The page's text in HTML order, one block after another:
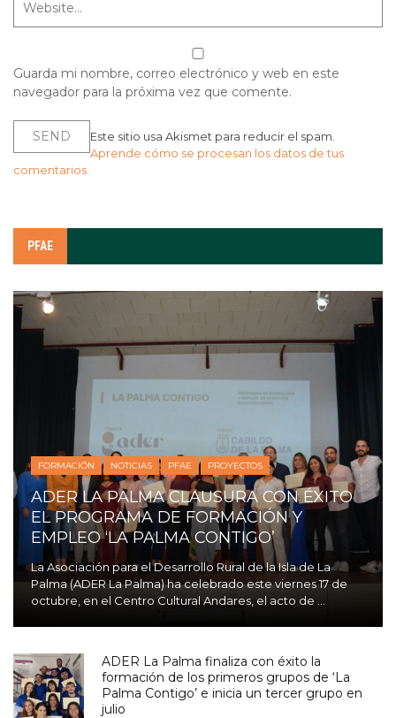
Guarda mi nombre, correo electrónico y web en este
navegador para la próxima vez que comente.
Este sitio usa Akismet para reducir el spam.
Aprende cómo se procesan los datos de tus
comentarios.
PFAE
FORMACIÓN NOTICIAS PFAE PROYECTOS
ADER LA PALMA CLAUSURA CON ÉXITO
EL PROGRAMA DE FORMACIÓN Y
EMPLEO ‘LA PALMA CONTIGO’
La Asociación para el Desarrollo Rural de la Isla de La
Palma (ADER La Palma) ha celebrado este viernes 17 de
octubre, en el Centro Cultural Andares, el acto de ...
ADER La Palma finaliza con éxito la
formación de los primeros grupos de ‘La
Palma Contigo’ e inicia un tercer grupo en
julio